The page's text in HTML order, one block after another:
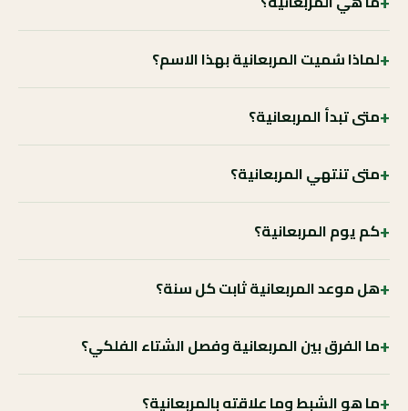
+لماذا سُميت المربعانية بهذا الاسم؟
+متى تبدأ المربعانية؟
+متى تنتهي المربعانية؟
+كم يوم المربعانية؟
+هل موعد المربعانية ثابت كل سنة؟
+ما الفرق بين المربعانية وفصل الشتاء الفلكي؟
+ما هو الشبط وما علاقته بالمربعانية؟